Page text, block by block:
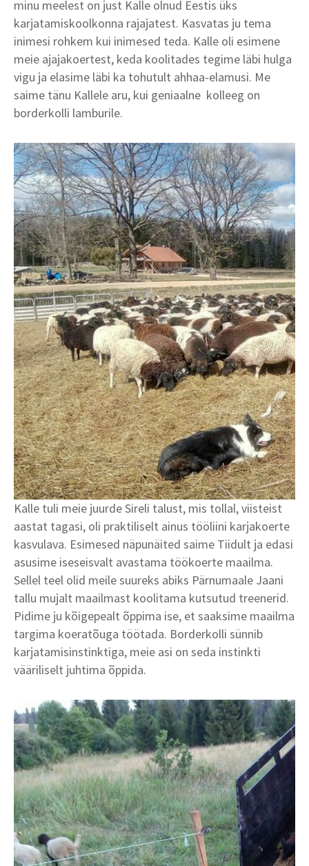
minu meelest on just Kalle olnud Eestis üks
karjatamiskoolkonna rajajatest. Kasvatas ju tema
inimesi rohkem kui inimesed teda. Kalle oli esimene
meie ajajakoertest, keda koolitades tegime läbi hulga
vigu ja elasime läbi ka tohutult ahhaa-elamusi. Me
saime tänu Kallele aru, kui geniaalne kolleeg on
borderkolli lamburile.
Kalle tuli meie juurde Sireli talust, mis tollal, viisteist
aastat tagasi, oli praktiliselt ainus tööliini karjakoerte
kasvulava. Esimesed näpunäited saime Tiidult ja edasi
asusime iseseisvalt avastama töökoerte maailma.
Sellel teel olid meile suureks abiks Pärnumaale Jaani
tallu mujalt maailmast koolitama kutsutud treenerid.
Pidime ju kõigepealt õppima ise, et saaksime maailma
targima koeratõuga töötada. Borderkolli sünnib
karjatamisinstinktiga, meie asi on seda instinkti
vääriliselt juhtima õppida.